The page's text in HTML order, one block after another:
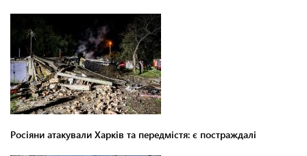
Росіяни атакували Харків та передмістя: є постраждалі